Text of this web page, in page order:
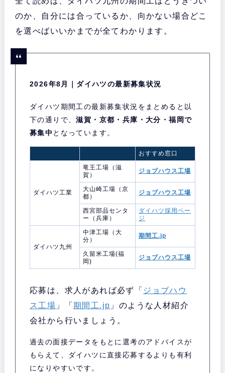
のか、自分には合っているか、向かない場合どこ
を選べばいいかまでが全てわかります。
2026年8月｜ダイハツの最新募集状況
ダイハツ期間工の最新募集状況をまとめると以
下の通りで、滋賀・京都・兵庫・大分・福岡で
募集中 となっています。
おすすめ窓口
ダイハツ工業
竜王工場（滋
賀）
ジョブハウス工場
大山崎工場（京
都）
ジョブハウス工場
西宮部品センタ
ー（兵庫）
ダイハツ採用ペー
ジ
ダイハツ九州
中津工場（大
分）
期間工.jp
久留米工場(福
岡)
ジョブハウス工場
応募は、求人があれば必ず 「 ジョブハウ
ス工場 」「 期間工.jp 」のような人材紹介
会社から行いましょう。
過去の面接データをもとに選考のアドバイスが
もらえて、ダイハツに直接応募するよりも有利
になりやすいです。